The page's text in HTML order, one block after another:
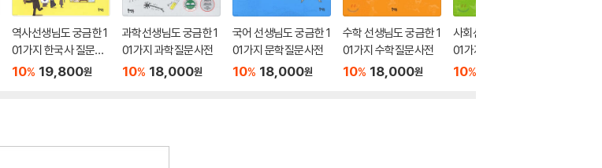
역사선생님도 궁금한 1
01가지 한국사 질문사
전
10% 19,800원
과학선생님도 궁금한 1
01가지 과학질문사전
10% 18,000원
국어 선생님도 궁금한 1
01가지 문학질문사전
10% 18,000원
수학 선생님도 궁금한 1
01가지 수학질문사전
10% 18,000원
사회선생님도 궁금한 1
01가지 사회질문사전
10%